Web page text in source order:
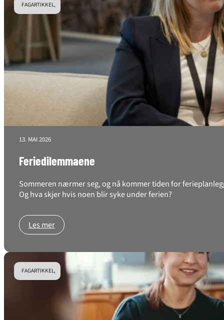
FAGARTIKKEL,
13. MAI 2026
Feriedilemmaene
Sommeren nærmer seg, og nå kommer tiden for
Og hva skjer hvis noen blir syke under ferien?
Les mer
FAGARTIKKEL,